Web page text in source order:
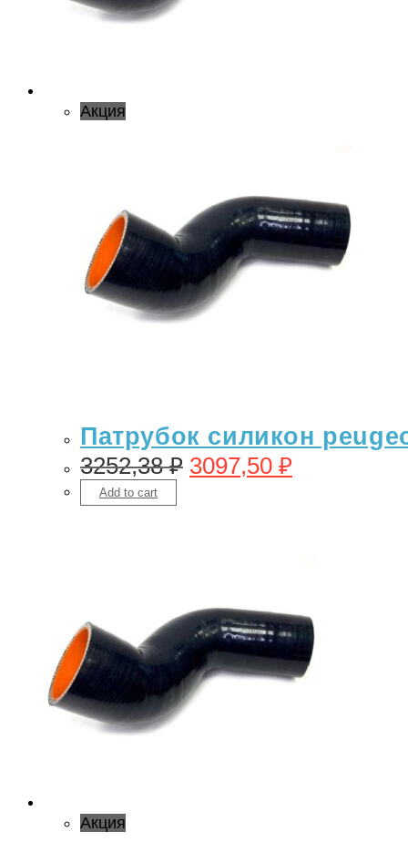
Акция
Патрубок силикон
3252,38₽ 3097,50 ₽
Add to cart
Акция